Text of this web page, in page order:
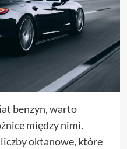
benzyn, warto
między nimi.
liczby oktanowe, które